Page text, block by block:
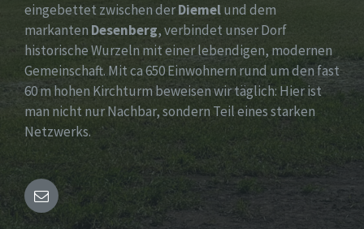
eingebettet zwischen derDiemelund dem
markanten Desenberg, verbindet unser Dorf
historische Wurzeln mit einer lebendigen, modernen
Gemeinschaft. Mit ca 650 Einwohnern rund um den fast
60 m hohen Kirchturm beweisen wir täglich: Hier ist
man nicht nur Nachbar, sondern Teil eines starken
Netzwerks.
Email